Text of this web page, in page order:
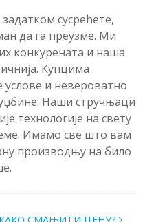
сусрећете,
да га преузме. Ми
конкурената и наша
Купцима
и невероватно
Наши стручњаци
технологије на свету
Имамо све што вам
производњу на било
КАКО СМАЊИТИ ЦЕНУ?